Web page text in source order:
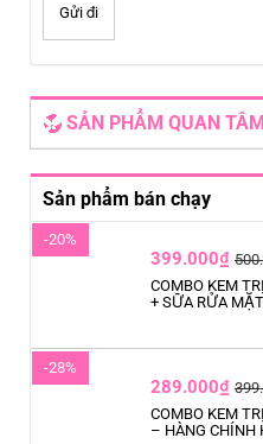
SẢN PHẨM QUAN TÂM
Sản phẩm bán chạy
-20%
399.000₫
COMBO KEM
+ SỮA RỬA
-28%
289.000₫
COMBO KEM
– HÀNG CHÍNH